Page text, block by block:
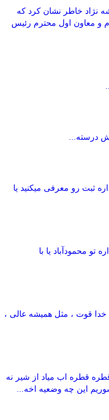
نژاد خاطر نشان کرد که
و معاون اول محترم رئیس
درسته...
ثبت‌ رو معرفی میکنید یا
تو محمودآباد یا با
قوت ، مثل همیشه عالی ،
قطره اب میاد از شیر نه
این چه وضعیه اخه...